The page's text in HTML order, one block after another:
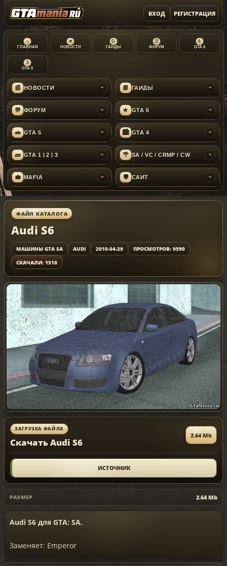
ВХОД РЕГИСТРАЦИЯ
⌂
ГЛАВНАЯ
★
НОВОСТИ
G
ГАЙДЫ
☰
ФОРУМ
6
GTA 6
5
GTA 5
📰 НОВОСТИ › 📘 ГАЙДЫ ›
💬 ФОРУМ › ★ GTA 6 ›
🚗 GTA 5 › 🏙 GTA 4 ›
🧱 GTA 1 | 2 | 3 › 🌴 SA / VC / CRMP / CW ›
💼 MAFIA › 🛡 САЙТ ›
ФАЙЛ КАТАЛОГА
Audi S6
МАШИНЫ GTA SA AUDI 2010-04-29
ПРОСМОТРОВ: 9590
СКАЧАЛИ: 1510
ЗАГРУЗКА ФАЙЛА
Скачать Audi S6
2.64 Mb
ИСТОЧНИК
РАЗМЕР 2.64 Mb
Audi S6 для GTA: SA.
Заменяет: Emperor